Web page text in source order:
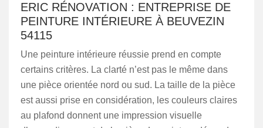
ERIC RÉNOVATION : ENTREPRISE DE
PEINTURE INTÉRIEURE À BEUVEZIN
54115
Une peinture intérieure réussie prend en compte
certains critères. La clarté n’est pas le même dans
une pièce orientée nord ou sud. La taille de la pièce
est aussi prise en considération, les couleurs claires
au plafond donnent une impression visuelle